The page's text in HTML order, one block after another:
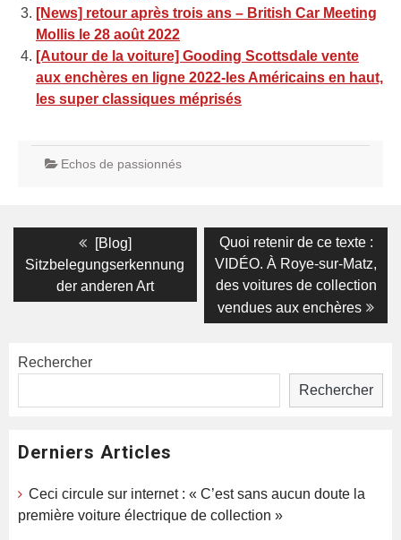
[News] retour après trois ans – British Car Meeting
Mollis le 28 août 2022
[Autour de la voiture] Gooding Scottsdale vente
aux enchères en ligne 2022-les Américains en haut,
les super classiques méprisés
Echos de passionnés
Navigation
de
l’article
Previous
post:
[Blog]
Sitzbelegungserkennung
der anderen Art
Next
post:
Quoi retenir de ce texte :
VIDÉO. À Roye-sur-Matz,
des voitures de collection
vendues aux enchères
Rechercher
Rechercher
Derniers Articles
Ceci circule sur internet : « C’est sans aucun doute la
première voiture électrique de collection »